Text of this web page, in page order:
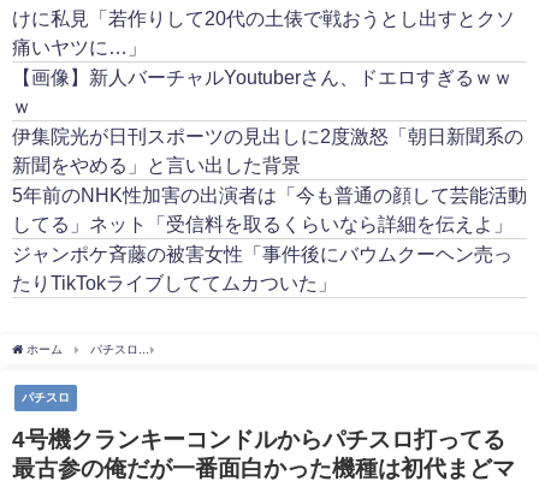
けに私見「若作りして20代の土俵で戦おうとし出すとクソ
痛いヤツに…」
【画像】新人バーチャルYoutuberさん、ドエロすぎるｗｗ
ｗ
伊集院光が日刊スポーツの見出しに2度激怒「朝日新聞系の
新聞をやめる」と言い出した背景
5年前のNHK性加害の出演者は「今も普通の顔して芸能活動
してる」ネット「受信料を取るくらいなら詳細を伝えよ」
ジャンポケ斉藤の被害女性「事件後にバウムクーヘン売っ
たりTikTokライブしててムカついた」
ホーム パチスロ
パチスロ
4号機クランキーコンドルからパチスロ打ってる
最古参の俺だが一番面白かった機種は初代まどマ